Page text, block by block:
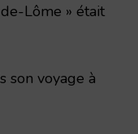
Lôme » était
son voyage à